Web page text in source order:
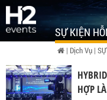
SỰ KIỆN
| Dịch Vụ |
HỢP